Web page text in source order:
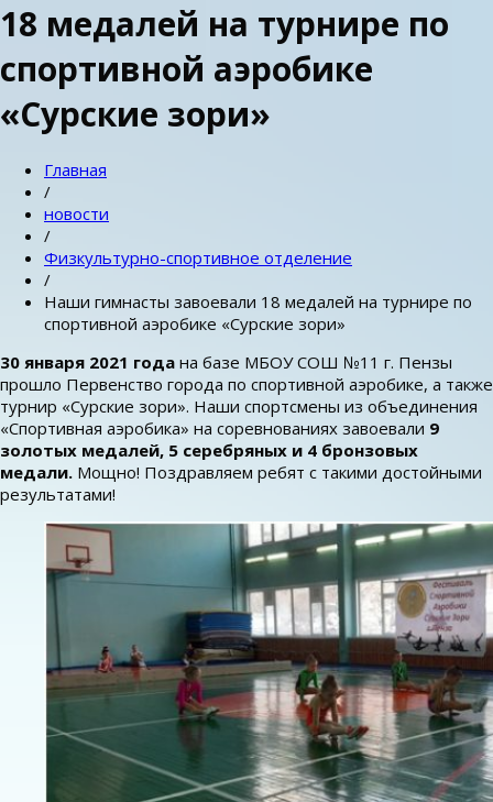
18 медалей на турнире по
спортивной аэробике
«Сурские зори»
Главная
/
новости
/
Физкультурно-спортивное отделение
/
Наши гимнасты завоевали 18 медалей на турнире по
спортивной аэробике «Сурские зори»
30 января 2021 года на базе МБОУ СОШ №11 г. Пензы
прошло Первенство города по спортивной аэробике, а также
турнир «Сурские зори». Наши спортсмены из объединения
«Спортивная аэробика» на соревнованиях завоевали 9
золотых медалей, 5 серебряных и 4 бронзовых
медали. Мощно! Поздравляем ребят с такими достойными
результатами!